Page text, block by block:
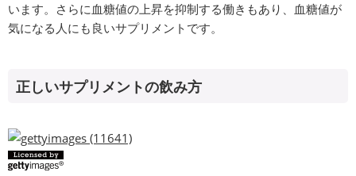
います。さらに血糖値の上昇を抑制する働きもあり、血糖値が
気になる人にも良いサプリメントです。
正しいサプリメントの飲み方